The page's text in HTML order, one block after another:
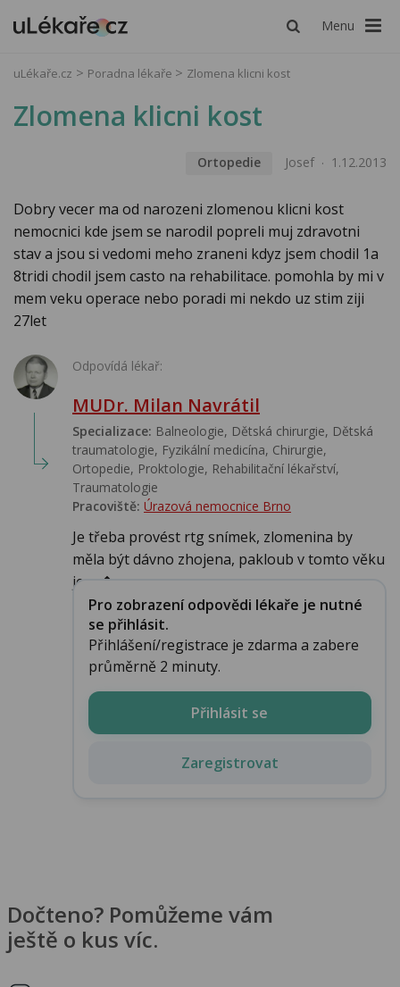
Menu
uLékaře.cz Poradna lékaře Zlomena klicni kost
Zlomena klicni kost
Ortopedie Josef 1.12.2013
Dobry vecer ma od narozeni zlomenou klicni kost
nemocnici kde jsem se narodil popreli muj zdravotni
stav a jsou si vedomi meho zraneni kdyz jsem chodil 1a
8tridi chodil jsem casto na rehabilitace. pomohla by mi v
mem veku operace nebo poradi mi nekdo uz stim ziji
27let
Odpovídá lékař:
MUDr. Milan Navrátil
Specializace: Balneologie, Dětská chirurgie, Dětská
traumatologie, Fyzikální medicína, Chirurgie,
Ortopedie, Proktologie, Rehabilitační lékařství‎,
Traumatologie
Pracoviště: Úrazová nemocnice Brno
Je třeba provést rtg snímek, zlomenina by
měla být dávno zhojena, pakloub v tomto věku
je m�...
Pro zobrazení odpovědi lékaře je nutné
se přihlásit.
Přihlášení/registrace je zdarma a zabere
průměrně 2 minuty.
Přihlásit se
Zaregistrovat
Dočteno? Pomůžeme vám
ještě o kus víc.